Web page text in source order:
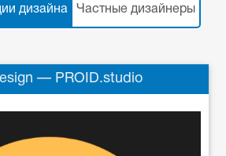
дизайна Частные дизайнеры
— PROID.studio